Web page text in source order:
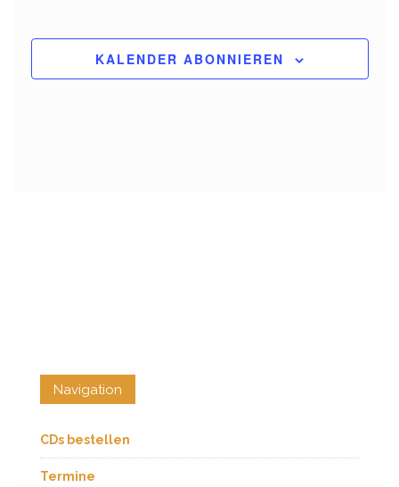
KALENDER ABONNIEREN
Navigation
CDs bestellen
Termine